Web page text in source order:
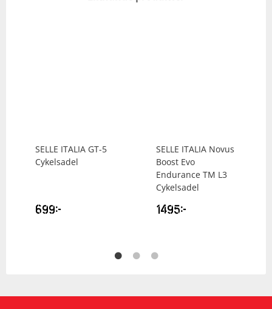
SELLE ITALIA GT-5
Cykelsadel
699kr
SELLE ITALIA Novus
Boost Evo
Endurance TM L3
Cykelsadel
1495kr